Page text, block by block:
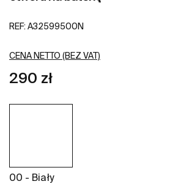
REF: A32599500N
CENA NETTO (BEZ VAT)
290 zł
00 - Biały